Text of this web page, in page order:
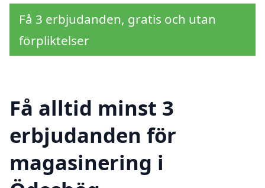
Få 3 erbjudanden, gratis och utan
förpliktelser
Få alltid minst 3
erbjudanden för
magasinering i